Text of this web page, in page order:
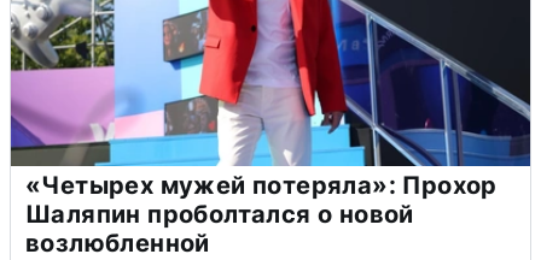
«Четырех мужей потеряла»: Прохор
Шаляпин проболтался о новой
возлюбленной